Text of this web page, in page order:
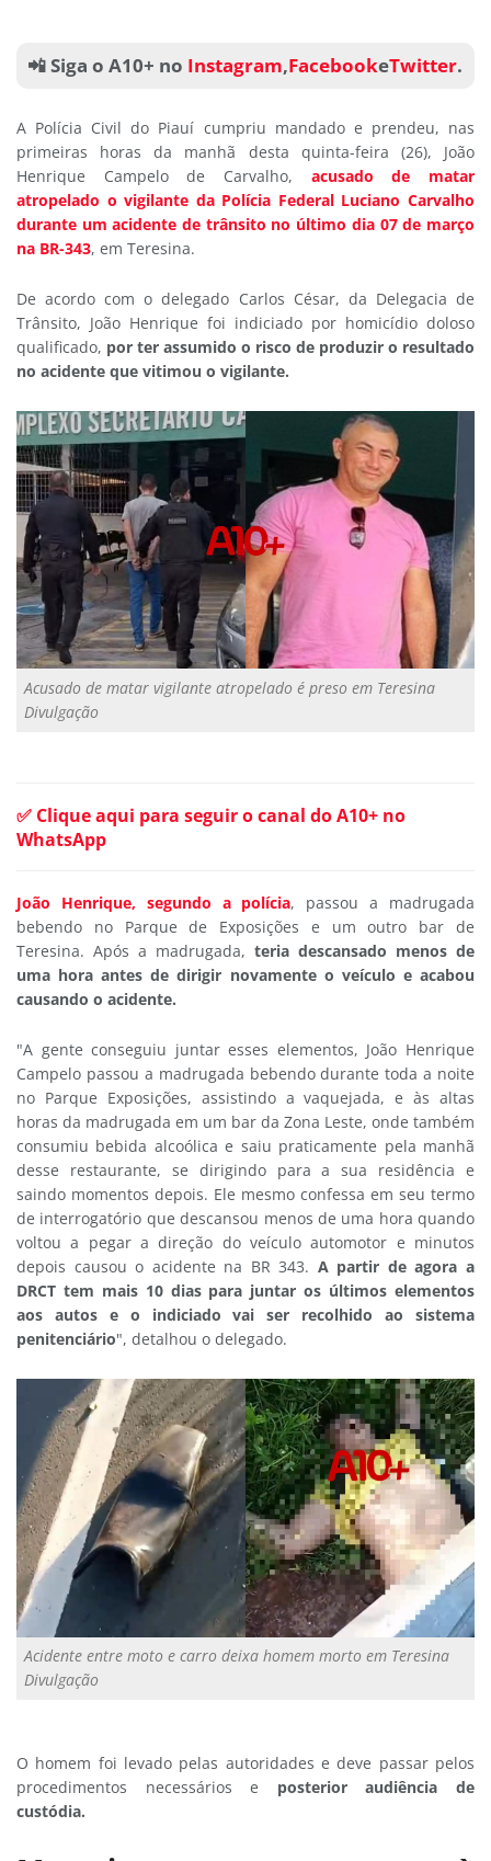
📲 Siga o A10+ no Instagram,FacebookeTwitter.
A Polícia Civil do Piauí cumpriu mandado e prendeu, nas
primeiras horas da manhã desta quinta-feira (26), João
Henrique Campelo de Carvalho, acusado de matar
atropelado o vigilante da Polícia Federal Luciano Carvalho
durante um acidente de trânsito no último dia 07 de março
na BR-343, em Teresina.
De acordo com o delegado Carlos César, da Delegacia de
Trânsito, João Henrique foi indiciado por homicídio doloso
qualificado, por ter assumido o risco de produzir o resultado
no acidente que vitimou o vigilante.
Acusado de matar vigilante atropelado é preso em Teresina
Divulgação
✅ Clique aqui para seguir o canal do A10+ no
WhatsApp
João Henrique, segundo a polícia, passou a madrugada
bebendo no Parque de Exposições e um outro bar de
Teresina. Após a madrugada, teria descansado menos de
uma hora antes de dirigir novamente o veículo e acabou
causando o acidente.
"A gente conseguiu juntar esses elementos, João Henrique
Campelo passou a madrugada bebendo durante toda a noite
no Parque Exposições, assistindo a vaquejada, e às altas
horas da madrugada em um bar da Zona Leste, onde também
consumiu bebida alcoólica e saiu praticamente pela manhã
desse restaurante, se dirigindo para a sua residência e
saindo momentos depois. Ele mesmo confessa em seu termo
de interrogatório que descansou menos de uma hora quando
voltou a pegar a direção do veículo automotor e minutos
depois causou o acidente na BR 343. A partir de agora a
DRCT tem mais 10 dias para juntar os últimos elementos
aos autos e o indiciado vai ser recolhido ao sistema
penitenciário", detalhou o delegado.
Acidente entre moto e carro deixa homem morto em Teresina
Divulgação
O homem foi levado pelas autoridades e deve passar pelos
procedimentos necessários e posterior audiência de
custódia.